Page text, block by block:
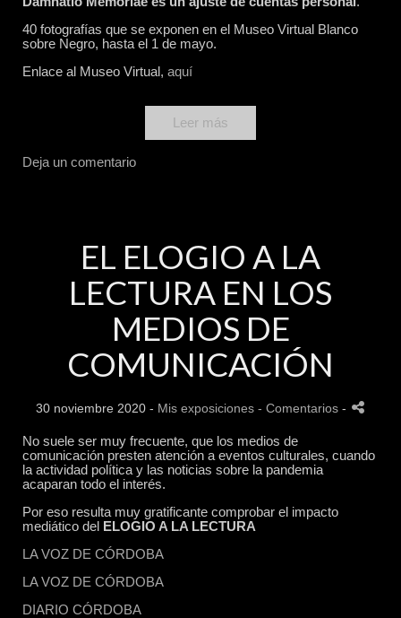
40 fotografías que se exponen en el Museo Virtual Blanco
sobre Negro, hasta el 1 de mayo.
Enlace al Museo Virtual, aquí
Leer más
Deja un comentario
EL ELOGIO A LA
LECTURA EN LOS
MEDIOS DE
COMUNICACIÓN
30 noviembre 2020 - Mis exposiciones - Comentarios -
No suele ser muy frecuente, que los medios de
comunicación presten atención a eventos culturales, cuando
la actividad política y las noticias sobre la pandemia
acaparan todo el interés.
Por eso resulta muy gratificante comprobar el impacto
mediático del ELOGIO A LA LECTURA
LA VOZ DE CÓRDOBA
LA VOZ DE CÓRDOBA
DIARIO CÓRDOBA